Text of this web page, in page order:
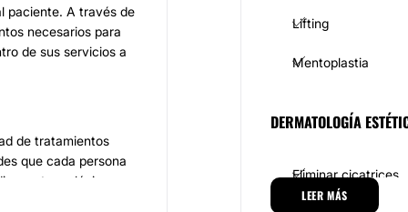
paciente. A través de
necesarios para
de sus servicios a
de tratamientos
que cada persona
y tecnológicos,
Lifting
Mentoplastia
DERMATOLOGÍA
Eliminar cicatrices
LEER MÁS